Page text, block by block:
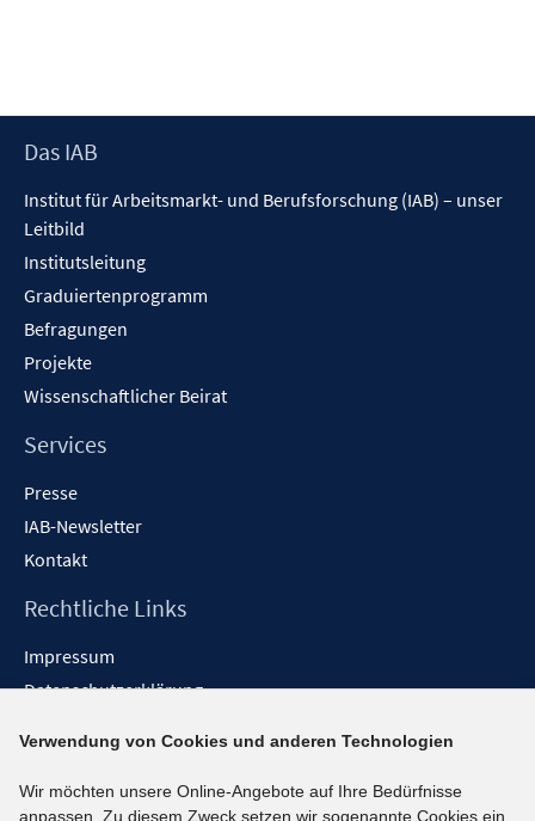
Footer
Das IAB
Institut für Arbeitsmarkt- und Berufsforschung (IAB) – unser
Leitbild
Institutsleitung
Graduiertenprogramm
Befragungen
Projekte
Wissenschaftlicher Beirat
Services
Presse
IAB-Newsletter
Kontakt
Rechtliche Links
Impressum
Datenschutzerklärung
Barrieren melden
Social-Media-Kanäle
Verwendung von Cookies und anderen Technologien
Wir möchten unsere Online-Angebote auf Ihre Bedürfnisse
anpassen. Zu diesem Zweck setzen wir sogenannte Cookies ein.